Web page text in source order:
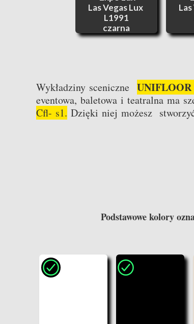
Las Vegas Lux
L1991
czarna
Wykładziny sceniczne UNIFLOOR
eventowa, baletowa i teatralna ma
Cfl- s1. Dzięki niej możesz
Podstawowe